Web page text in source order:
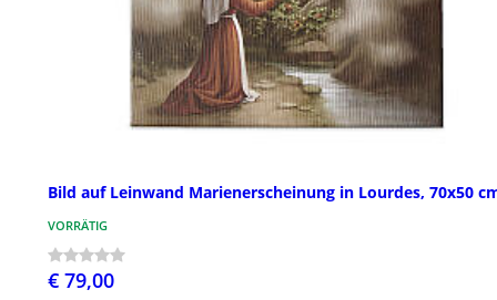
Bild auf Leinwand Marienerscheinung in Lourdes, 70x50
VORRÄTIG
€ 79,00